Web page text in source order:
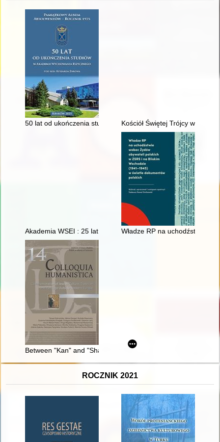
50 lat od ukończenia studiów w Akademii Wychowania
Kościół Świętej Trójcy w Mławie
Akademia WSEI : 25 lat Władze RP na uchodźstwie
Between "Kan" and "Sham" : commemorative materiality of
ROCZNIK 2021